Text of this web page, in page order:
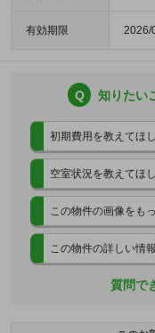
有効期限 2026/
Q 知りたい
初期費用を教えてほ
空室状況を教えてほ
この物件の画像をも
この物件の詳しい情
質問で